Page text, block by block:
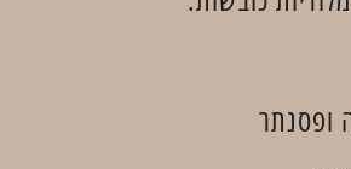
ופסנתר